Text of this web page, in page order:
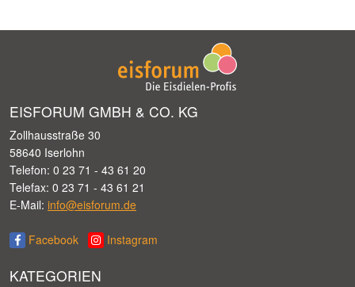
EISFORUM GMBH & CO. KG
Zollhausstraße 30
58640 Iserlohn
Telefon: 0 23 71 - 43 61 20
Telefax: 0 23 71 - 43 61 21
E-Mail: info@eisforum.de
Facebook Instagram
KATEGORIEN